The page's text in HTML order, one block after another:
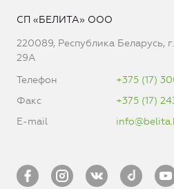
СП «БЕЛИТА» ООО
220089, Республика Беларусь,
29А
Телефон
+375 (17)
Факс
+375 (17)
E-mail